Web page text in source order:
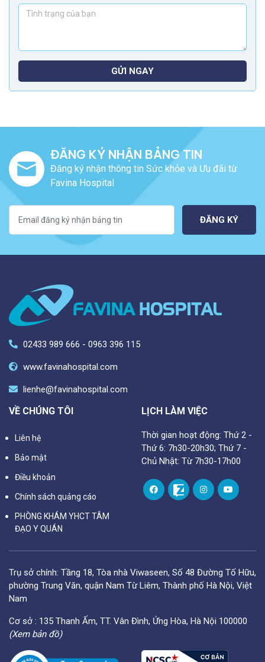
GỬI NGAY
ĐĂNG KÝ NHẬN BẢNG TIN
Đăng ký nhận thông tin Sức khỏe và Ưu đãi từ
Favina Hospital
ĐĂNG KÝ
02433 989 666 - 0963 396 115
www.favinahospital.com
lienhe@favinahospital.com
VỀ CHÚNG TÔI
Liên hệ
Bảo mật
Điều khoản
Chính sách quảng cáo
PHÒNG KHÁM YHCT TÂM
ĐẠO Y QUÁN
LỊCH LÀM VIỆC
Thời gian hoạt động: Thứ 2 -
Thứ 6: 7h30-20h30; Thứ 7 -
Chủ Nhật: Từ 7h30-17h00
Trụ sở chính: Tầng 18, Tòa nhà Viwaseen, Số 48 Đường Tố Hữu,
phường Trung Văn, quận Nam Từ Liêm, Thành phố Hà Nội, Việt
Nam
Cơ sở : 135 Thanh Ấm, TT. Vân Đình, Ứng Hòa, Hà Nội 100000
(Xem bản đồ)